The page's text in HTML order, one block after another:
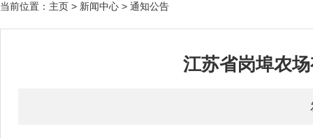
当前位置： 主页 > 新闻中心 > 通知公告
江苏省岗埠农